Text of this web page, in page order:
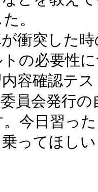
。
衝突した
の必要性
容確認テ
員会発行
今日習っ
ってほし